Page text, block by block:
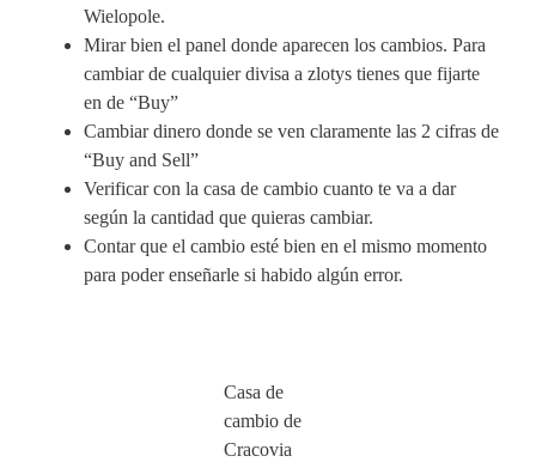
Wielopole.
Mirar bien el panel donde aparecen los cambios. Para
cambiar de cualquier divisa a zlotys tienes que fijarte
en de “Buy”
Cambiar dinero donde se ven claramente las 2 cifras de
“Buy and Sell”
Verificar con la casa de cambio cuanto te va a dar
según la cantidad que quieras cambiar.
Contar que el cambio esté bien en el mismo momento
para poder enseñarle si habido algún error.
Casa de
cambio de
Cracovia